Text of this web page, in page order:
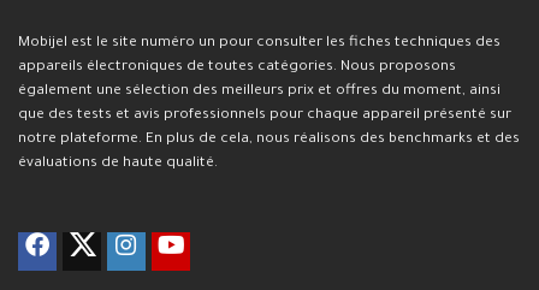
Mobijel est le site numéro un pour consulter les fiches techniques des
appareils électroniques de toutes catégories. Nous proposons
également une sélection des meilleurs prix et offres du moment, ainsi
que des tests et avis professionnels pour chaque appareil présenté sur
notre plateforme. En plus de cela, nous réalisons des benchmarks et des
évaluations de haute qualité.